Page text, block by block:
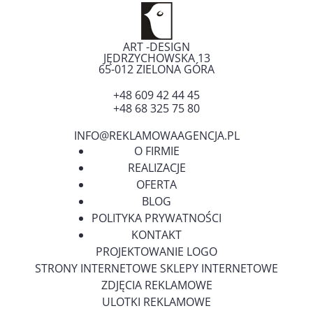
ART -DESIGN
JĘDRZYCHOWSKA 13
65-012ZIELONA GÓRA
+48 609 42 44 45
+48 68 325 75 80
INFO@REKLAMOWAAGENCJA.PL
O FIRMIE
REALIZACJE
OFERTA
BLOG
POLITYKA PRYWATNOŚCI
KONTAKT
PROJEKTOWANIE LOGO
STRONY INTERNETOWE SKLEPY INTERNETOWE
ZDJĘCIA REKLAMOWE
ULOTKI REKLAMOWE